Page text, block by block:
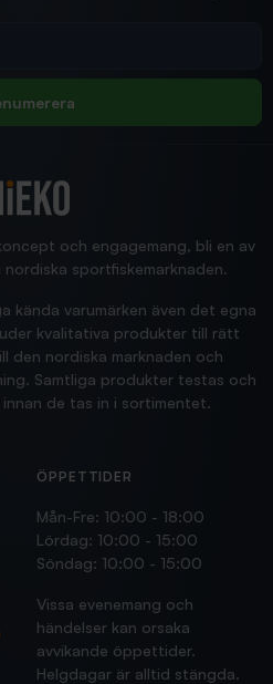
och engagemang, bli en av
sportfiskemarknaden.
kända varumärken även det egna
kvalitativa produkter till rätt
den nordiska marknaden och
Samtliga produkter testas och
de tas in i sortimentet.
ÖPPETTIDER
Mån-Fre: 10:00 - 18:00
Lördag: 10:00 - 15:00
Söndag: 10:00 - 15:00
Vissa evenemang och
händelser kan orsaka
avvikande öppettider.
Helgdagar är alltid stängda.